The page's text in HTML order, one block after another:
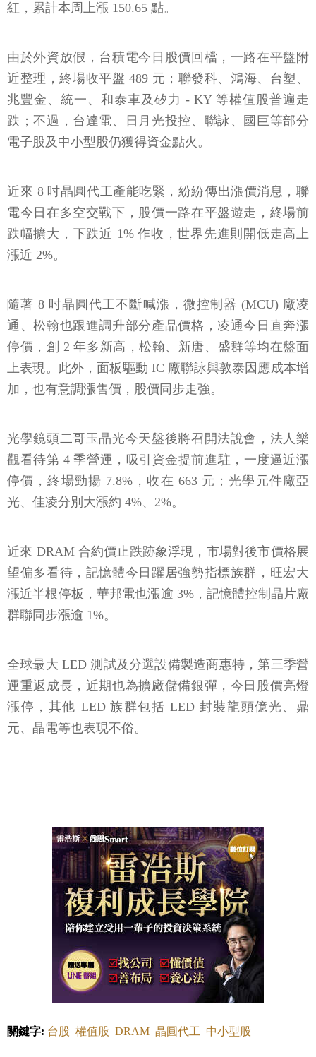
紅，累計本周上漲 150.65 點。
由於外資放假，台積電今日股價回檔，一路在平盤附
近整理，終場收平盤 489 元；聯發科、鴻海、台塑、
兆豐金、統一、和泰車及矽力 - KY 等權值股普遍走
跌；不過，台達電、日月光投控、聯詠、國巨等部分
電子股及中小型股仍獲得資金點火。
近來 8 吋晶圓代工產能吃緊，紛紛傳出漲價消息，聯
電今日在多空交戰下，股價一路在平盤遊走，終場前
跌幅擴大，下跌近 1% 作收，世界先進則開低走高上
漲近 2%。
隨著 8 吋晶圓代工不斷喊漲，微控制器 (MCU) 廠凌
通、松翰也跟進調升部分產品價格，凌通今日直奔漲
停價，創 2 年多新高，松翰、新唐、盛群等均在盤面
上表現。此外，面板驅動 IC 廠聯詠與敦泰因應成本增
加，也有意調漲售價，股價同步走強。
光學鏡頭二哥玉晶光今天盤後將召開法說會，法人樂
觀看待第 4 季營運，吸引資金提前進駐，一度逼近漲
停價，終場勁揚 7.8%，收在 663 元；光學元件廠亞
光、佳凌分別大漲約 4%、2%。
近來 DRAM 合約價止跌跡象浮現，市場對後市價格展
望偏多看待，記憶體今日躍居強勢指標族群，旺宏大
漲近半根停板，華邦電也漲逾 3%，記憶體控制晶片廠
群聯同步漲逾 1%。
全球最大 LED 測試及分選設備製造商惠特，第三季營
運重返成長，近期也為擴廠儲備銀彈，今日股價亮燈
漲停，其他 LED 族群包括 LED 封裝龍頭億光、鼎
元、晶電等也表現不俗。
關鍵字: 台股 權值股 DRAM 晶圓代工 中小型股